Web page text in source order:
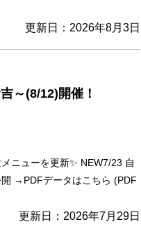
更新日：2026年8月3日
～(8/12)開催！
ニューを更新✨ NEW7/23 自
→PDFデータはこちら (PDF
更新日：2026年7月29日